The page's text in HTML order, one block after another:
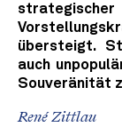
strategischer
übersteigt.
auch
Souveränität
René Zittlau